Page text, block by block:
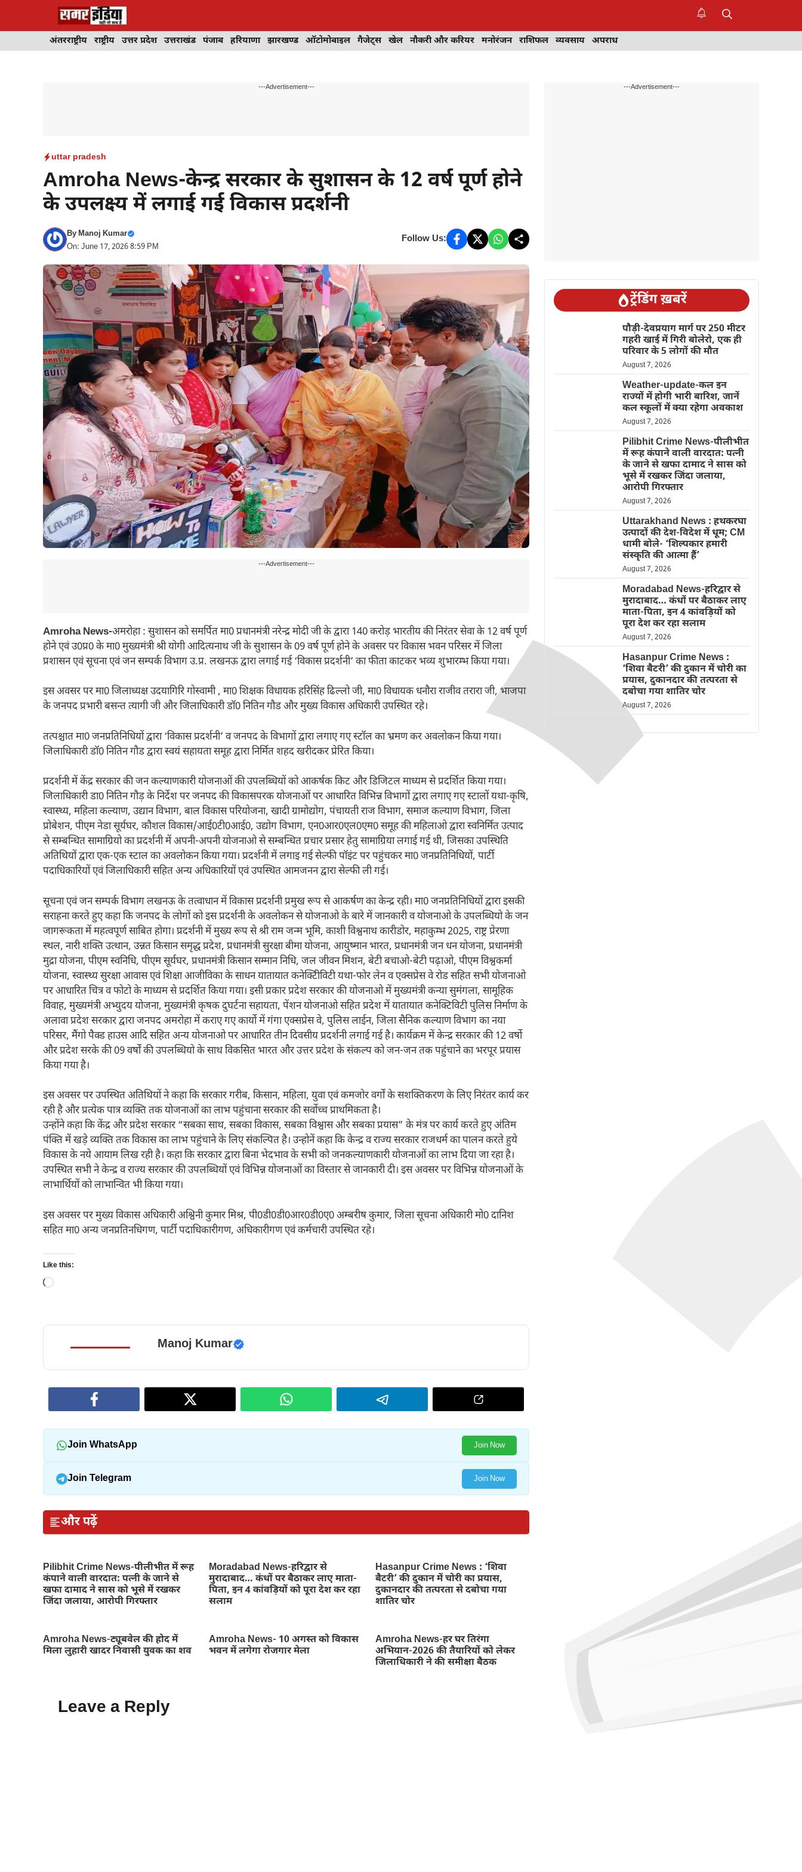
अंतरराष्ट्रीय राष्ट्रीय उत्तर प्रदेश उत्तराखंड पंजाब हरियाणा झारखण्ड ऑटोमोबाइल गैजेट्स खेल नौकरी और करियर मनोरंजन राशिफल व्यवसाय अपराध
---Advertisement---
uttar pradesh
Amroha News-केन्द्र सरकार के सुशासन के 12 वर्ष पूर्ण होने
के उपलक्ष्य में लगाई गई विकास प्रदर्शनी
ByManoj Kumar
On: June 17, 2026 8:59 PM
Follow Us:
---Advertisement---
Amroha News-अमरोहा : सुशासन को समर्पित मा0 प्रधानमंत्री नरेन्द्र मोदी जी के द्वारा 140 करोड़ भारतीय की निरंतर सेवा के 12 वर्ष पूर्ण
होने एवं उ0प्र0 के मा0 मुख्यमंत्री श्री योगी आदित्यनाथ जी के सुशासन के 09 वर्ष पूर्ण होने के अवसर पर विकास भवन परिसर में जिला
प्रशासन एवं सूचना एवं जन सम्पर्क विभाग उ.प्र. लखनऊ द्वारा लगाई गई ‘विकास प्रदर्शनी’ का फीता काटकर भव्य शुभारम्भ किया गया।
इस अवसर पर मा0 जिलाध्यक्ष उदयागिरि गोस्वामी , मा0 शिक्षक विधायक हरिसिंह ढिल्लो जी, मा0 विधायक धनौरा राजीव तरारा जी, भाजपा
के जनपद प्रभारी बसन्त त्यागी जी और जिलाधिकारी डॉ0 नितिन गौड और मुख्य विकास अधिकारी उपस्थित रहे।
तत्पश्चात मा0 जनप्रतिनिधियों द्वारा ‘विकास प्रदर्शनी’ व जनपद के विभागों द्वारा लगाए गए स्टॉल का भ्रमण कर अवलोकन किया गया।
जिलाधिकारी डॉ0 नितिन गौड द्वारा स्वयं सहायता समूह द्वारा निर्मित शहद खरीदकर प्रेरित किया।
प्रदर्शनी में केंद्र सरकार की जन कल्याणकारी योजनाओं की उपलब्धियों को आकर्षक किट और डिजिटल माध्यम से प्रदर्शित किया गया।
जिलाधिकारी डा0 नितिन गौड़ के निर्देश पर जनपद की विकासपरक योजनाओं पर आधारित विभिन्न विभागों द्वारा लगाए गए स्टालों यथा-कृषि,
स्वास्थ्य, महिला कल्याण, उद्यान विभाग, बाल विकास परियोजना, खादी ग्रामोद्योग, पंचायती राज विभाग, समाज कल्याण विभाग, जिला
प्रोबेशन, पीएम नेडा सूर्यघर, कौशल विकास/आई0टी0आई0, उद्योग विभाग, एन0आर0एल0एम0 समूह की महिलाओ द्वारा स्वनिर्मित उत्पाद
से सम्बन्धित सामाग्रियो का प्रदर्शनी में अपनी-अपनी योजनाओ से सम्बन्धित प्रचार प्रसार हेतु सामाग्रिया लगाई गई थी, जिसका उपस्थिति
अतिथियों द्वारा एक-एक स्टाल का अवलोकन किया गया। प्रदर्शनी में लगाइ गई सेल्फी पॉइंट पर पहुंचकर मा0 जनप्रतिनिधियों, पार्टी
पदाधिकारियों एवं जिलाधिकारी सहित अन्य अधिकारियों एवं उपस्थित आमजनन द्वारा सेल्फी ली गई।
सूचना एवं जन सम्पर्क विभाग लखनऊ के तत्वाधान में विकास प्रदर्शनी प्रमुख रूप से आकर्षण का केन्द्र रही। मा0 जनप्रतिनिधियों द्वारा इसकी
सराहना करते हुए कहा कि जनपद के लोगों को इस प्रदर्शनी के अवलोकन से योजनाओ के बारे में जानकारी व योजनाओ के उपलब्धियो के जन
जागरूकता में महत्वपूर्ण साबित होगा। प्रदर्शनी में मुख्य रूप से श्री राम जन्म भूमि, काशी विश्वनाथ कारीडोर, महाकुम्भ 2025, राष्ट्र प्रेरणा
स्थल, नारी शक्ति उत्थान, उन्नत किसान समृद्ध प्रदेश, प्रधानमंत्री सुरक्षा बीमा योजना, आयुष्मान भारत, प्रधानमंत्री जन धन योजना, प्रधानमंत्री
मुद्रा योजना, पीएम स्वनिधि, पीएम सूर्यघर, प्रधानमंत्री किसान सम्मान निधि, जल जीवन मिशन, बेटी बचाओ-बेटी पढ़ाओ, पीएम विश्वकर्मा
योजना, स्वास्थ्य सुरक्षा आवास एवं शिक्षा आजीविका के साधन यातायात कनेक्टिीविटी यथा-फोर लेन व एक्सप्रेस वे रोड सहित सभी योजनाओ
पर आधारित चित्र व फोटो के माध्यम से प्रदर्शित किया गया। इसी प्रकार प्रदेश सरकार की योजनाओ में मुख्यमंत्री कन्या सुमंगला, सामूहिक
विवाह, मुख्यमंत्री अभ्युदय योजना, मुख्यमंत्री कृषक दुघर्टना सहायता, पेंशन योजनाओ सहित प्रदेश में यातायात कनेक्टिविटी पुलिस निर्माण के
अलावा प्रदेश सरकार द्वारा जनपद अमरोहा में कराए गए कार्याे में गंगा एक्सप्रेस वे, पुलिस लाईन, जिला सैनिक कल्याण विभाग का नया
परिसर, मैंगो पैक्ड हाउस आदि सहित अन्य योजनाओ पर आधारित तीन दिवसीय प्रदर्शनी लगाई गई है। कार्यक्रम में केन्द्र सरकार की 12 वर्षाे
और प्रदेश सरके की 09 वर्षों की उपलब्धियो के साथ विकसित भारत और उत्तर प्रदेश के संकल्प को जन-जन तक पहुंचाने का भरपूर प्रयास
किया गया है।
इस अवसर पर उपस्थित अतिथियों ने कहा कि सरकार गरीब, किसान, महिला, युवा एवं कमजोर वर्गों के सशक्तिकरण के लिए निरंतर कार्य कर
रही है और प्रत्येक पात्र व्यक्ति तक योजनाओं का लाभ पहुंचाना सरकार की सर्वोच्च प्राथमिकता है।
उन्होंने कहा कि केंद्र और प्रदेश सरकार “सबका साथ, सबका विकास, सबका विश्वास और सबका प्रयास” के मंत्र पर कार्य करते हुए अंतिम
पंक्ति में खड़े व्यक्ति तक विकास का लाभ पहुंचाने के लिए संकल्पित है। उन्होनें कहा कि केन्द्र व राज्य सरकार राजधर्म का पालन करते हुये
विकास के नये आयाम लिख रही है। कहा कि सरकार द्वारा बिना भेदभाव के सभी को जनकल्याणकारी योजनाओं का लाभ दिया जा रहा है।
उपस्थित सभी ने केन्द्र व राज्य सरकार की उपलब्धियों एवं विभिन्न योजनाओं का विस्तार से जानकारी दी। इस अवसर पर विभिन्न योजनाओं के
लाभार्थियों को लाभान्वित भी किया गया।
इस अवसर पर मुख्य विकास अधिकारी अश्विनी कुमार मिश्र, पी0डी0डी0आर0डी0ए0 अम्बरीष कुमार, जिला सूचना अधिकारी मो0 दानिश
सहित मा0 अन्य जनप्रतिनधिगण, पार्टी पदाधिकारीगण, अधिकारीगण एवं कर्मचारी उपस्थित रहे।
Like this:
Loading…
Manoj Kumar
Join WhatsApp Join Now
Join Telegram Join Now
और पढ़ें
Pilibhit Crime News-पीलीभीत में रूह
कंपाने वाली वारदात: पत्नी के जाने से
खफा दामाद ने सास को भूसे में रखकर
जिंदा जलाया, आरोपी गिरफ्तार
Moradabad News-हरिद्वार से
मुरादाबाद… कंधों पर बैठाकर लाए माता-
पिता, इन 4 कांवड़ियों को पूरा देश कर रहा
सलाम
Hasanpur Crime News : ‘शिवा
बैटरी’ की दुकान में चोरी का प्रयास,
दुकानदार की तत्परता से दबोचा गया
शातिर चोर
Amroha News-ट्यूबवेल की होद में
मिला लुहारी खादर निवासी युवक का शव
Amroha News- 10 अगस्त को विकास
भवन में लगेगा रोजगार मेला
Amroha News-हर घर तिरंगा
अभियान-2026 की तैयारियों को लेकर
जिलाधिकारी ने की समीक्षा बैठक
Leave a Reply
---Advertisement---
ट्रेंडिंग ख़बरें
पौड़ी-देवप्रयाग मार्ग पर 250 मीटर
गहरी खाई में गिरी बोलेरो, एक ही
परिवार के 5 लोगों की मौत
August 7, 2026
Weather-update-कल इन
राज्यों में होगी भारी बारिश, जानें
कल स्कूलों में क्या रहेगा अवकाश
August 7, 2026
Pilibhit Crime News-पीलीभीत
में रूह कंपाने वाली वारदात: पत्नी
के जाने से खफा दामाद ने सास को
भूसे में रखकर जिंदा जलाया,
आरोपी गिरफ्तार
August 7, 2026
Uttarakhand News : हथकरघा
उत्पादों की देश-विदेश में धूम; CM
धामी बोले- ‘शिल्पकार हमारी
संस्कृति की आत्मा हैं’
August 7, 2026
Moradabad News-हरिद्वार से
मुरादाबाद… कंधों पर बैठाकर लाए
माता-पिता, इन 4 कांवड़ियों को
पूरा देश कर रहा सलाम
August 7, 2026
Hasanpur Crime News :
‘शिवा बैटरी’ की दुकान में चोरी का
प्रयास, दुकानदार की तत्परता से
दबोचा गया शातिर चोर
August 7, 2026